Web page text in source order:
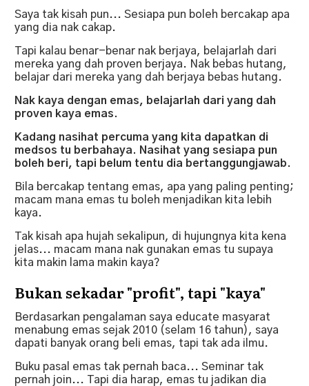
Saya tak kisah pun... Sesiapa pun boleh bercakap apa
yang dia nak cakap.
Tapi kalau benar-benar nak berjaya, belajarlah dari
mereka yang dah proven berjaya. Nak bebas hutang,
belajar dari mereka yang dah berjaya bebas hutang.
Nak kaya dengan emas, belajarlah dari yang dah
proven kaya emas.
Kadang nasihat percuma yang kita dapatkan di
medsos tu berbahaya. Nasihat yang sesiapa pun
boleh beri, tapi belum tentu dia bertanggungjawab.
Bila bercakap tentang emas, apa yang paling penting;
macam mana emas tu boleh menjadikan kita lebih
kaya.
Tak kisah apa hujah sekalipun, di hujungnya kita kena
jelas... macam mana nak gunakan emas tu supaya
kita makin lama makin kaya?
Bukan sekadar "profit", tapi "kaya"
Berdasarkan pengalaman saya educate masyarat
menabung emas sejak 2010 (selam 16 tahun), saya
dapati banyak orang beli emas, tapi tak ada ilmu.
Buku pasal emas tak pernah baca... Seminar tak
pernah join... Tapi dia harap, emas tu jadikan dia